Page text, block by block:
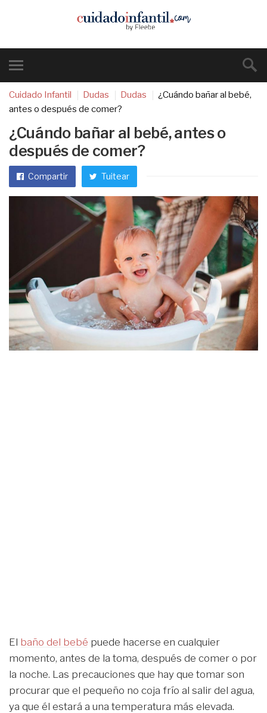
Cuidado Infantil Dudas Dudas
¿Cuándo bañar al bebé,
antes o después de comer?
¿Cuándo bañar al bebé, antes o
después de comer?
Compartir Tuitear
El baño del bebé puede hacerse en cualquier
momento, antes de la toma, después de comer o por
la noche. Las precauciones que hay que tomar son
procurar que el pequeño no coja frío al salir del agua,
ya que él estará a una temperatura más elevada.